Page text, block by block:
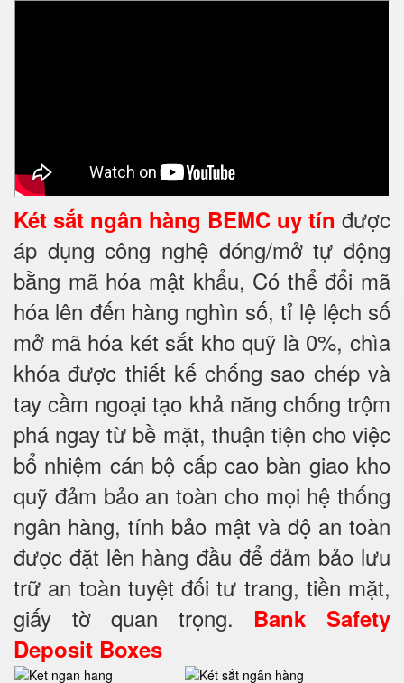
Két sắt ngân hàng BEMC uy tín được
áp dụng công nghệ đóng/mở tự động
bằng mã hóa mật khẩu, Có thể đổi mã
hóa lên đến hàng nghìn số, tỉ lệ lệch số
mở mã hóa két sắt kho quỹ là 0%, chìa
khóa được thiết kế chống sao chép và
tay cầm ngoại tạo khả năng chống trộm
phá ngay từ bề mặt, thuận tiện cho việc
bổ nhiệm cán bộ cấp cao bàn giao kho
quỹ đảm bảo an toàn cho mọi hệ thống
ngân hàng, tính bảo mật và độ an toàn
được đặt lên hàng đầu để đảm bảo lưu
trữ an toàn tuyệt đối tư trang, tiền mặt,
giấy tờ quan trọng. Bank Safety
Deposit Boxes